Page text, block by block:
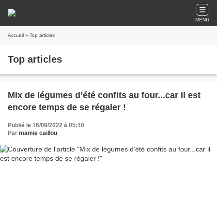
MENU
Accueil » Top articles
Top articles
Mix de légumes d’été confits au four...car il est
encore temps de se régaler !
Publié le 16/09/2022 à 05:10
Par mamie caillou